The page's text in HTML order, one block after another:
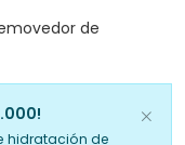
de
hidratación de